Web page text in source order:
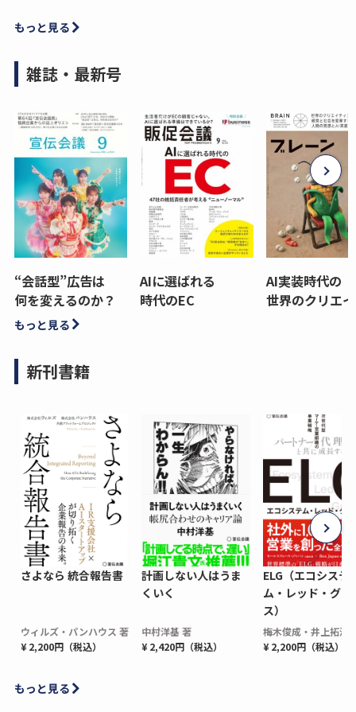
もっと見る
雑誌・最新号
“会話型”広告は
何を変えるのか？
AIに選ばれる
時代のEC
AI実装時代の
世界のクリエ
もっと見る
新刊書籍
さよなら 統合報告書
ウィルズ・パンハウス 著
¥ 2,200円（税込）
計画しない人はうま
くいく
中村洋基 著
¥ 2,420円（税込）
ELG（エコシステ
ム・レッド・グロ
ス）
梅木俊成・井上拓海
¥ 2,200円（税込）
もっと見る